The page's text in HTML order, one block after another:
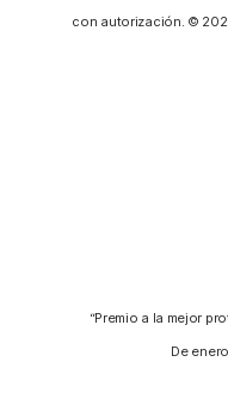
con autorización. ©
“Premio a la mejor
De